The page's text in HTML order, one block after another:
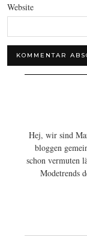
Website
Hej, wir sind
bloggen
schon vermuten
Modetrends